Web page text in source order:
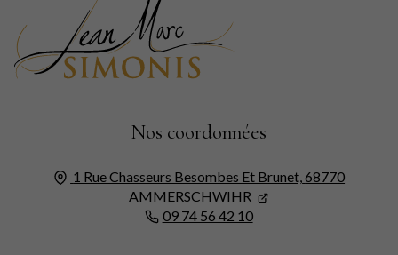
Nos coordonnées
1 Rue Chasseurs Besombes Et Brunet,68770
AMMERSCHWIHR
09 74 56 42 10